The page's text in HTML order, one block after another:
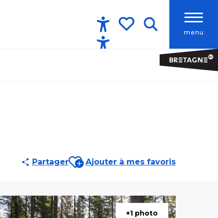
menu
Accessibilité
PartagerAjouter aux favoris
Ajouter à mes favoris
+1 photo